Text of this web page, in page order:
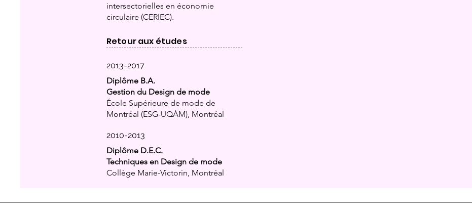
intersectorielles en économie
circulaire (CERIEC).
Retour aux études
2013-2017
Diplôme B.A.
Gestion du Design de mode
École Supérieure de mode de
Montréal (ESG-UQÀM), Montréal
2010-2013
Diplôme D.E.C.
Techniques en Design de mode
Collège Marie-Victorin, Montréal